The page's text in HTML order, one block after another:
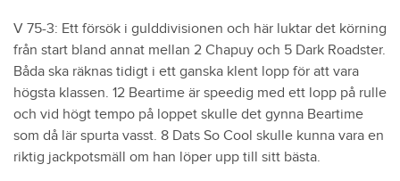
V 75-3: Ett försök i gulddivisionen och här luktar det körning
från start bland annat mellan 2 Chapuy och 5 Dark Roadster.
Båda ska räknas tidigt i ett ganska klent lopp för att vara
högsta klassen. 12 Beartime är speedig med ett lopp på rulle
och vid högt tempo på loppet skulle det gynna Beartime
som då lär spurta vasst. 8 Dats So Cool skulle kunna vara en
riktig jackpotsmäll om han löper upp till sitt bästa.